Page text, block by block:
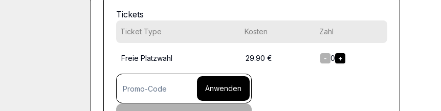
Tickets
Ticket Type Kosten Zahl
Freie Platzwahl 29.90 € - 0 +
Anwenden